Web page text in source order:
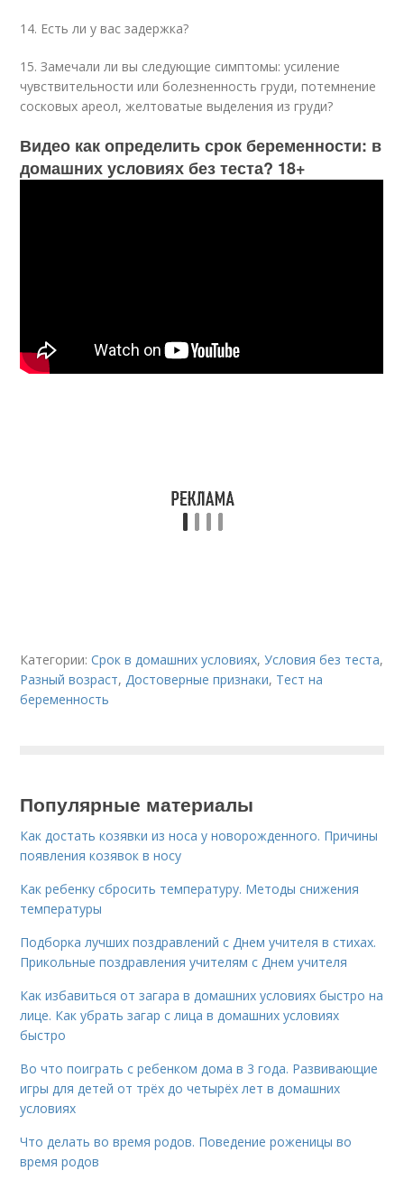
14. Есть ли у вас задержка?
15. Замечали ли вы следующие симптомы: усиление
чувствительности или болезненность груди, потемнение
сосковых ареол, желтоватые выделения из груди?
Видео как определить срок беременности: в
домашних условиях без теста? 18+
Категории:Срок в домашних условиях,Условия без теста,
Разный возраст,Достоверные признаки, Тест на
беременность
Популярные материалы
Как достать козявки из носа у новорожденного. Причины
появления козявок в носу
Как ребенку сбросить температуру. Методы снижения
температуры
Подборка лучших поздравлений с Днем учителя в стихах.
Прикольные поздравления учителям с Днем учителя
Как избавиться от загара в домашних условиях быстро на
лице. Как убрать загар с лица в домашних условиях
быстро
Во что поиграть с ребенком дома в 3 года. Развивающие
игры для детей от трёх до четырёх лет в домашних
условиях
Что делать во время родов. Поведение роженицы во
время родов